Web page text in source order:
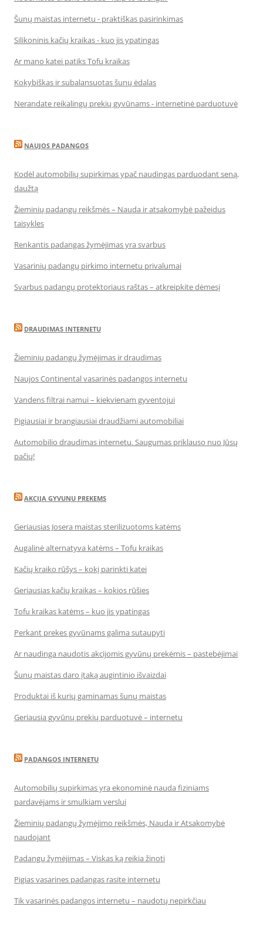
Šunų maistas internetu - praktiškas pasirinkimas
Silikoninis kačių kraikas - kuo jis ypatingas
Ar mano katei patiks Tofu kraikas
Kokybiškas ir subalansuotas šunų ėdalas
Nerandate reikalingų prekių gyvūnams - internetinė parduotuvė
NAUJOS PADANGOS
Kodėl automobilių supirkimas ypač naudingas parduodant seną,
daužtą
Žieminių padangų reikšmės – Nauda ir atsakomybė pažeidus
taisykles
Renkantis padangas žymėjimas yra svarbus
Vasarinių padangų pirkimo internetu privalumai
Svarbus padangų protektoriaus raštas – atkreipkite dėmesį
DRAUDIMAS INTERNETU
Žieminių padangų žymėjimas ir draudimas
Naujos Continental vasarinės padangos internetu
Vandens filtrai namui – kiekvienam gyventojui
Pigiausiai ir brangiausiai draudžiami automobiliai
Automobilio draudimas internetu. Saugumas priklauso nuo Jūsų
pačių!
AKCIJA GYVUNU PREKEMS
Geriausias Josera maistas sterilizuotoms katėms
Augalinė alternatyva katėms – Tofu kraikas
Kačių kraiko rūšys – kokį parinkti katei
Geriausias kačių kraikas – kokios rūšies
Tofu kraikas katėms – kuo jis ypatingas
Perkant prekes gyvūnams galima sutaupyti
Ar naudinga naudotis akcijomis gyvūnų prekėmis – pastebėjimai
Šunų maistas daro įtaką augintinio išvaizdai
Produktai iš kurių gaminamas šunų maistas
Geriausia gyvūnų prekių parduotuvė – internetu
PADANGOS INTERNETU
Automobilių supirkimas yra ekonominė nauda fiziniams
pardavėjams ir smulkiam verslui
Žieminių padangų žymėjimo reikšmės, Nauda ir Atsakomybė
naudojant
Padangų žymėjimas – Viskas ką reikia žinoti
Pigias vasarines padangas rasite internetu
Tik vasarinės padangos internetu – naudotų nepirkčiau